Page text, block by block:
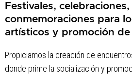
Festivales, celebraciones,
conmemoraciones para
artísticos y promoción de
Propiciamos la creación de
donde prime la socialización y